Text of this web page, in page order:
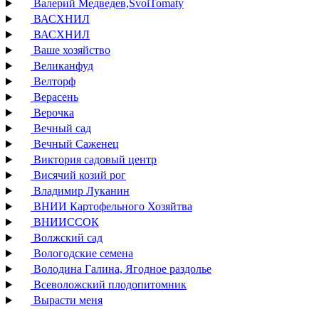
Валерий Медведев,SvoiTomaty
ВАСХНИЛ
ВАСХНИЛ
Ваше хозяйство
Великанфуд
Велторф
Верасень
Верочка
Вечный сад
Вечный Саженец
Виктория садовый центр
Висячий козий рог
Владимир Луканин
ВНИИ Картофельного Хозяйтва
ВНИИССОК
Волжский сад
Вологодские семена
Володина Галина, Ягодное раздолье
Всеволожский плодопитомник
Вырасти меня